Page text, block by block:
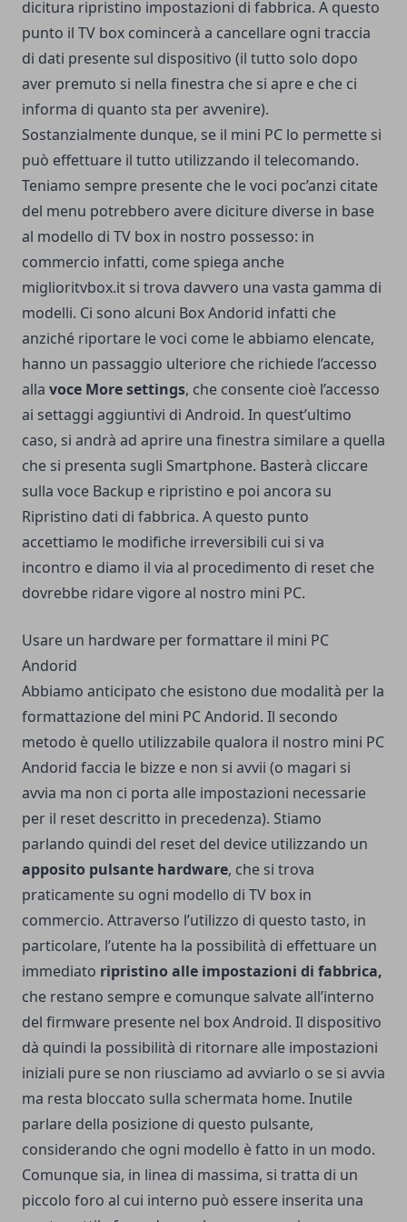
dicitura ripristino impostazioni di fabbrica. A questo
punto il TV box comincerà a cancellare ogni traccia
di dati presente sul dispositivo (il tutto solo dopo
aver premuto si nella finestra che si apre e che ci
informa di quanto sta per avvenire).
Sostanzialmente dunque, se il mini PC lo permette si
può effettuare il tutto utilizzando il telecomando.
Teniamo sempre presente che le voci poc’anzi citate
del menu potrebbero avere diciture diverse in base
al modello di TV box in nostro possesso: in
commercio infatti, come spiega anche
miglioritvbox.it si trova davvero una vasta gamma di
modelli. Ci sono alcuni Box Andorid infatti che
anziché riportare le voci come le abbiamo elencate,
hanno un passaggio ulteriore che richiede l’accesso
alla voce More settings, che consente cioè l’accesso
ai settaggi aggiuntivi di Android. In quest’ultimo
caso, si andrà ad aprire una finestra similare a quella
che si presenta sugli Smartphone. Basterà cliccare
sulla voce Backup e ripristino e poi ancora su
Ripristino dati di fabbrica. A questo punto
accettiamo le modifiche irreversibili cui si va
incontro e diamo il via al procedimento di reset che
dovrebbe ridare vigore al nostro mini PC.
Usare un hardware per formattare il mini PC
Andorid
Abbiamo anticipato che esistono due modalità per la
formattazione del mini PC Andorid. Il secondo
metodo è quello utilizzabile qualora il nostro mini PC
Andorid faccia le bizze e non si avvii (o magari si
avvia ma non ci porta alle impostazioni necessarie
per il reset descritto in precedenza). Stiamo
parlando quindi del reset del device utilizzando un
apposito pulsante hardware, che si trova
praticamente su ogni modello di TV box in
commercio. Attraverso l’utilizzo di questo tasto, in
particolare, l’utente ha la possibilità di effettuare un
immediato ripristino alle impostazioni di fabbrica,
che restano sempre e comunque salvate all’interno
del firmware presente nel box Android. Il dispositivo
dà quindi la possibilità di ritornare alle impostazioni
iniziali pure se non riusciamo ad avviarlo o se si avvia
ma resta bloccato sulla schermata home. Inutile
parlare della posizione di questo pulsante,
considerando che ogni modello è fatto in un modo.
Comunque sia, in linea di massima, si tratta di un
piccolo foro al cui interno può essere inserita una